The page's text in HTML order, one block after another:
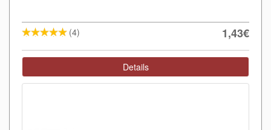
(4) 1,43€
Details